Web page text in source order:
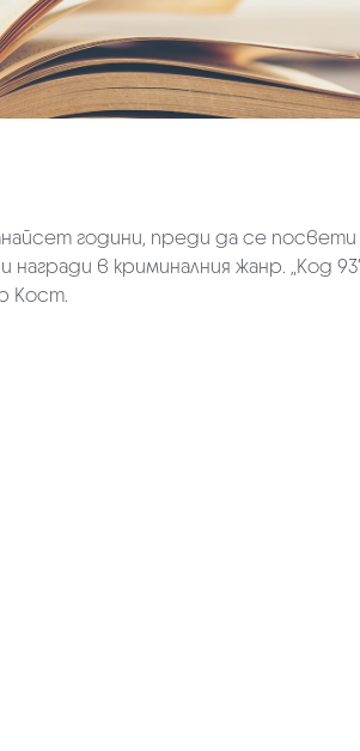
години, преди да се посвети
в криминалния жанр. „Код
Кост.